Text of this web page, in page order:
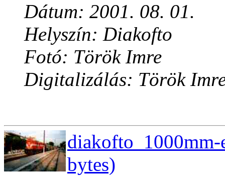
Dátum: 2001. 08. 01.
Helyszín: Diakofto
Fotó: Török Imre
Digitalizálás: Török
diakofto_1000mm-
bytes)